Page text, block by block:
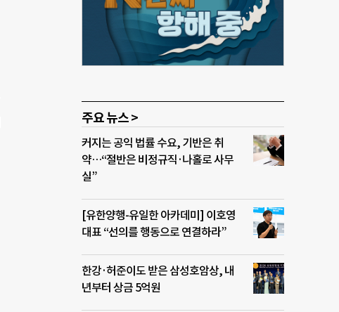
주요 뉴스 >
커지는 공익 법률 수요, 기반은 취
약…“절반은 비정규직·나홀로 사무
실”
[유한양행-유일한 아카데미] 이호영
대표 “선의를 행동으로 연결하라”
한강·허준이도 받은 삼성호암상, 내
년부터 상금 5억원